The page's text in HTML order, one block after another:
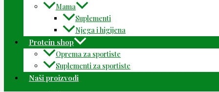
Mama
Suplementi
Njega i higijena
Protein shop
Oprema za sportiste
Suplementi za sportiste
Naši proizvodi